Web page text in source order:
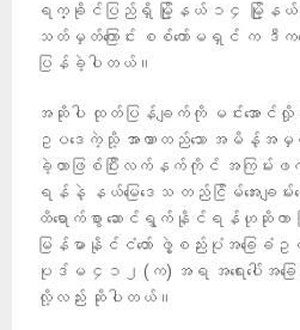
ရက္ခိုင်ပြည်ရှိ မြို့နယ် ၁၄ မြို့နယ်ကို အ
သတ်မှတ်ကြောင်း စစ်ကော်မရှင် က
ပြန်ခဲ့ပါတယ်။
အဆိုပါ ထုတ်ပြန်ချက်ကို မင်းအော
ဥပဒေကဲ့သို့ အာဏာတည်သော အမိန့်
ခဲ့တာဖြစ်ပြီးလက်နက်ကိုင် အကြမ်းဖက် သေ
ရန်နဲ့ နယ်မြေဒေသ တည်ငြိမ်အေးချမ်း
ထိရောက်စွာ ဆောင်ရွက်နိုင်ရန်ဟုဆိုက
မြန်မာနိုင်ငံတော် ဖွဲ့စည်းပုံအခြေ
ပုဒ်မ ၄၁၂ (က) အရ အရေးပေါ်အခြ
လို့လည်း ဆိုပါတယ်။